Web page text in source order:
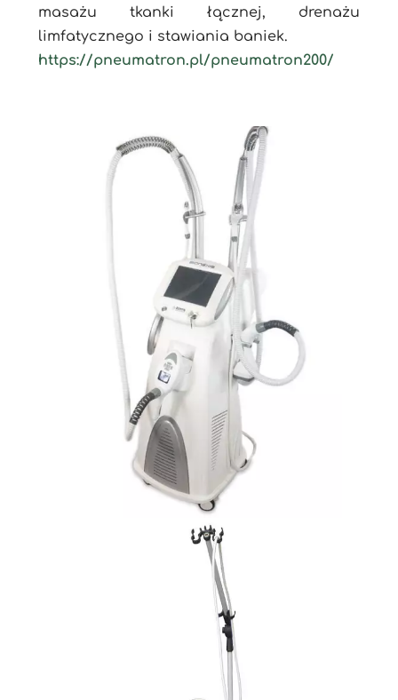
masażu tkanki łącznej, drenażu
limfatycznego i stawiania baniek.
https://pneumatron.pl/pneumatron200/